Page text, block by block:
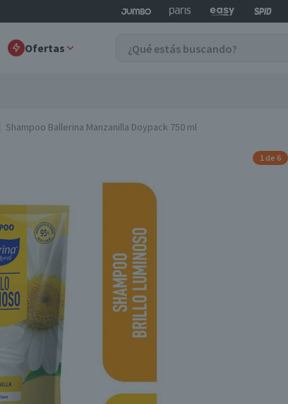
Ofertas
Shampoo Ballerina Manzanilla Doypack 750 ml
1 de 6